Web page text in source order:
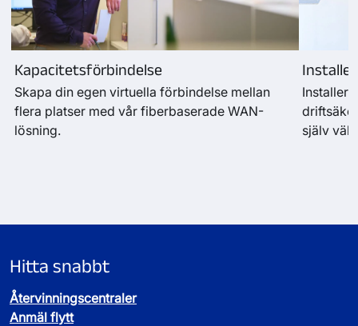
Kapacitetsförbindelse
Skapa din egen virtuella förbindelse mellan
flera platser med vår fiberbaserade WAN-
lösning.
själv
Hitta snabbt
Återvinningscentraler
Anmäl flytt